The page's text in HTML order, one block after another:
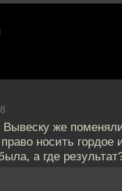
Вывеску же
носить гордое
а где